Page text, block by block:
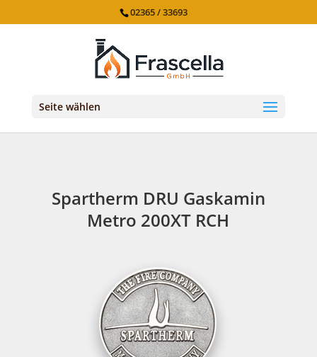
02365 / 33693
Seite wählen
Spartherm DRU Gaskamin
Metro 200XT RCH